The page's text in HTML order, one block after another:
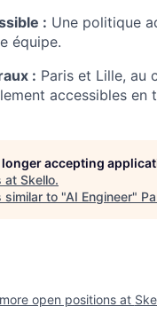
: Une politique
équipe.
: Paris et Lille, au
accessibles en
accepting
at Skello.
similar to "AI Engineer"
open positions at